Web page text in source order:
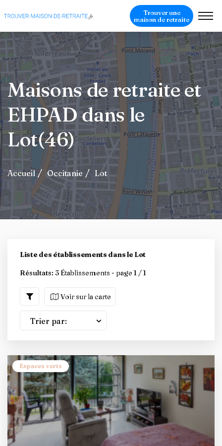
Trouver une
maison de retraite
Maisons de retraite et
EHPAD dans le
Lot(46)
Accueil Occitanie Lot
Liste des établissements dans le Lot
Résultats: 3 Établissements - page 1 / 1
Voir sur la carte
Trier par:
Espaces verts